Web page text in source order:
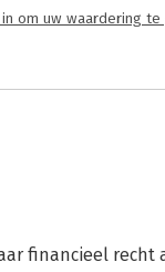
om uw waardering te
financieel